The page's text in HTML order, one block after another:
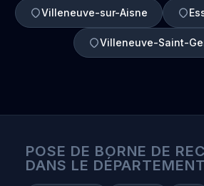
Villeneuve-sur-Aisne
Villeneuve-Saint-
POSE DE BORNE DE
DANS LE DÉPARTEMENT